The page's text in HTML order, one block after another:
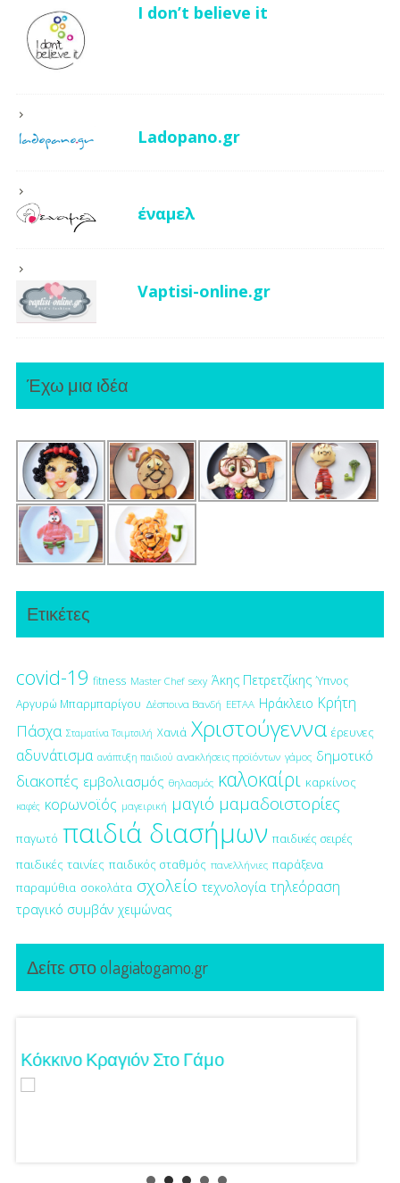
I don’t believe it
Ladopano.gr
έναμελ
Vaptisi-online.gr
Έχω μια ιδέα
Ετικέτες
covid-19 fitness Master Chef sexy Άκης Πετρετζίκης Ύπνος
Αργυρώ Μπαρμπαρίγου Δέσποινα Βανδή ΕΕΤΑΑ Ηράκλειο Κρήτη
Πάσχα Σταματίνα Τσιμτσιλή Χανιά Χριστούγεννα έρευνες
αδυνάτισμα ανάπτυξη παιδιού ανακλήσεις προϊόντων γάμος δημοτικό
διακοπές εμβολιασμός θηλασμός καλοκαίρι καρκίνος
καφές κορωνοϊός μαγειρική μαγιό μαμαδοιστορίες
παγωτό παιδιά διασήμων παιδικές σειρές
παιδικές ταινίες παιδικός σταθμός πανελλήνιες παράξενα
παραμύθια σοκολάτα σχολείο τεχνολογία τηλεόραση
τραγικό συμβάν χειμώνας
Δείτε στο olagiatogamo.gr
Κόκκινο Κραγιόν Στο Γάμο